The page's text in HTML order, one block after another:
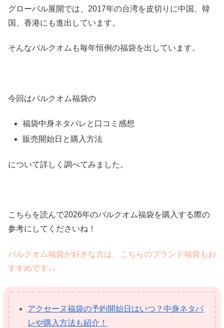
グローバル展開では、2017年の台湾を皮切りに中国、韓
国、香港にも進出しています。
そんなバルクオムも毎年恒例の福袋を出しています。
今回はバルクオム福袋の
福袋中身ネタバレと口コミ感想
販売開始日と購入方法
について詳しく調べてみました。
こちらを読んで2026年のバルクオム福袋を購入する際の
参考にしてくださいね！
バルクオム福袋が好きな方は、こちらのブランド福袋もお
すすめです↓↓
アクセーヌ福袋の予約開始日はいつ？中身ネタバ
レや購入方法も紹介！